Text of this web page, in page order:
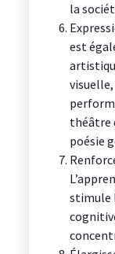
la
est
théâtre
poésie
stimule